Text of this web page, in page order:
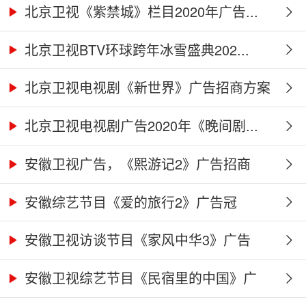
北京卫视《紫禁城》栏目2020年广告...
北京卫视BTV环球跨年冰雪盛典202...
北京卫视电视剧《新世界》广告招商方案
北京卫视电视剧广告2020年《晚间剧...
安徽卫视广告，《熙游记2》广告招商
合...安徽综艺节目《爱的旅行2》广告冠
名、...
安徽卫视访谈节目《家风中华3》广告
合...安徽卫视综艺节目《民宿里的中国》广